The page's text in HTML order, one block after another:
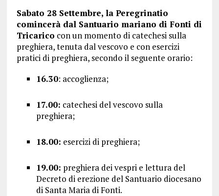
Sabato 28 Settembre, la Peregrinatio
comincerà dal Santuario mariano di Fonti di
Tricarico con un momento di catechesi sulla
preghiera, tenuta dal vescovo e con esercizi
pratici di preghiera, secondo il seguente orario:
16.30: accoglienza;
17.00: catechesi del vescovo sulla
preghiera;
18.00: esercizi di preghiera;
19.00: preghiera dei vespri e lettura del
Decreto di erezione del Santuario diocesano
di Santa Maria di Fonti.